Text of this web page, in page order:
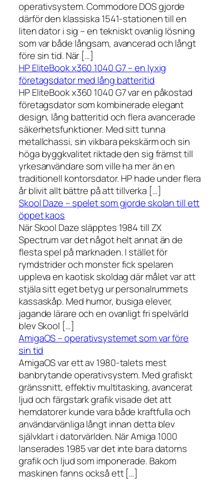
operativsystem. Commodore DOS gjorde
därför den klassiska 1541-stationen till en
liten dator i sig – en tekniskt ovanlig lösning
som var både långsam, avancerad och långt
före sin tid. När […]
HP EliteBook x360 1040 G7 – en lyxig
företagsdator med lång batteritid
HP EliteBook x360 1040 G7 var en påkostad
företagsdator som kombinerade elegant
design, lång batteritid och flera avancerade
säkerhetsfunktioner. Med sitt tunna
metallchassi, sin vikbara pekskärm och sin
höga byggkvalitet riktade den sig främst till
yrkesanvändare som ville ha mer än en
traditionell kontorsdator. HP hade under flera
år blivit allt bättre på att tillverka […]
Skool Daze – spelet som gjorde skolan till ett
öppet kaos
När Skool Daze släpptes 1984 till ZX
Spectrum var det något helt annat än de
flesta spel på marknaden. I stället för
rymdstrider och monster fick spelaren
uppleva en kaotisk skoldag där målet var att
stjäla sitt eget betyg ur personalrummets
kassaskåp. Med humor, busiga elever,
jagande lärare och en ovanligt fri spelvärld
blev Skool […]
AmigaOS – operativsystemet som var före
sin tid
AmigaOS var ett av 1980-talets mest
banbrytande operativsystem. Med grafiskt
gränssnitt, effektiv multitasking, avancerat
ljud och färgstark grafik visade det att
hemdatorer kunde vara både kraftfulla och
användarvänliga långt innan detta blev
självklart i datorvärlden. När Amiga 1000
lanserades 1985 var det inte bara datorns
grafik och ljud som imponerade. Bakom
maskinen fanns också ett […]